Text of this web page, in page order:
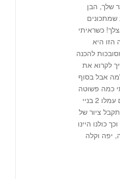
שלך, הבן
יודע שמתכונים
כשראיתי
היא
להכנה
לקרוא את
אבל בסוף
כמה פשוטה
להכנה… על הציורים עמלו 2 בניי
ציור של
כולנו היינו
יפה וקלה